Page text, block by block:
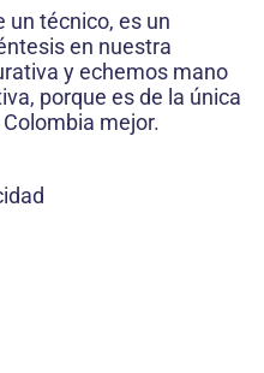
un técnico, es un
en nuestra
y echemos mano
porque es de la única
mejor.